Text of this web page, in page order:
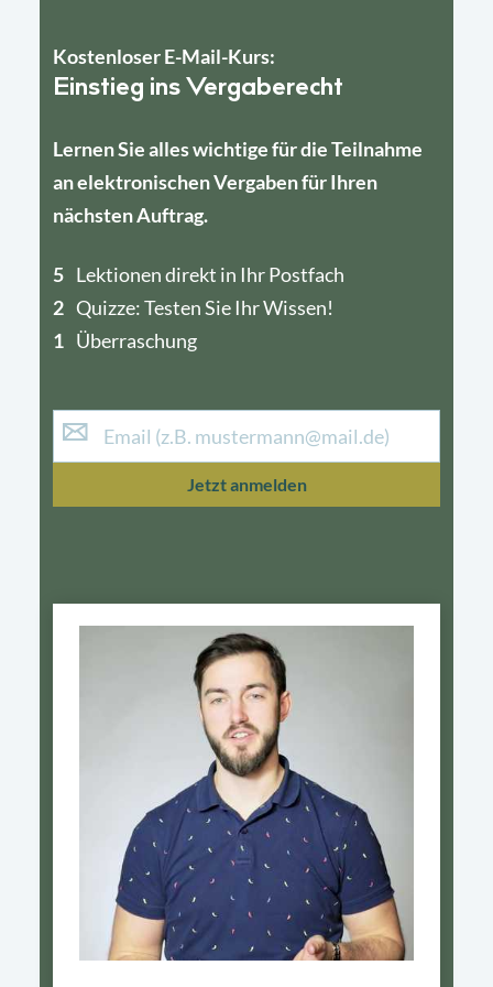
Kostenloser E-Mail-Kurs:
Einstieg ins Vergaberecht
Lernen Sie alles wichtige für die Teilnahme
an elektronischen Vergaben für Ihren
nächsten Auftrag.
5 Lektionen direkt in Ihr Postfach
2 Quizze: Testen Sie Ihr Wissen!
1 Überraschung
4
1
Jetzt anmelden